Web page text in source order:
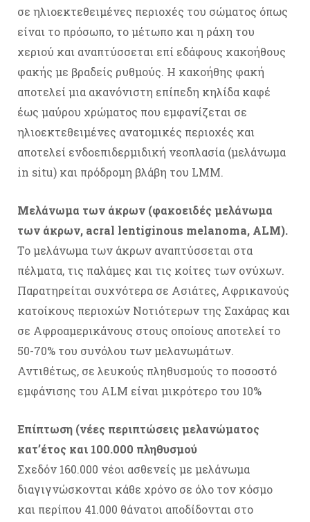
σε ηλιοεκτεθειμένες περιοχές του σώματος όπως
είναι το πρόσωπο, το μέτωπο και η ράχη του
χεριού και αναπτύσσεται επί εδάφους κακοήθους
φακής με βραδείς ρυθμούς. Η κακοήθης φακή
αποτελεί μια ακανόνιστη επίπεδη κηλίδα καφέ
έως μαύρου χρώματος που εμφανίζεται σε
ηλιοεκτεθειμένες ανατομικές περιοχές και
αποτελεί ενδοεπιδερμιδική νεοπλασία (μελάνωμα
in situ) και πρόδρομη βλάβη του LMM.
Μελάνωμα των άκρων (φακοειδές μελάνωμα
των άκρων, acral lentiginous melanoma, ALM).
To μελάνωμα των άκρων αναπτύσσεται στα
πέλματα, τις παλάμες και τις κοίτες των ονύχων.
Παρατηρείται συχνότερα σε Ασιάτες, Αφρικανούς
κατοίκους περιοχών Νοτιότερων της Σαχάρας και
σε Αφροαμερικάνους στους οποίους αποτελεί το
50-70% του συνόλου των μελανωμάτων.
Αντιθέτως, σε λευκούς πληθυσμούς το ποσοστό
εμφάνισης του ALM είναι μικρότερο του 10%
Επίπτωση (νέες περιπτώσεις μελανώματος
κατ’έτος και 100.000 πληθυσμού
Σχεδόν 160.000 νέοι ασθενείς με μελάνωμα
διαγιγνώσκονται κάθε χρόνο σε όλο τον κόσμο
και περίπου 41.000 θάνατοι αποδίδονται στο